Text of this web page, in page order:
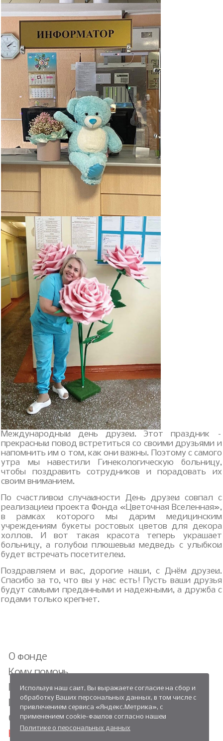
Международный день друзей. Этот праздник –
прекрасный повод встретиться со своими друзьями и
напомнить им о том, как они важны. Поэтому с самого
утра мы навестили Гинекологическую больницу,
чтобы поздравить сотрудников и порадовать их
своим вниманием.
По счастливой случайности День друзей совпал с
реализацией проекта Фонда «Цветочная Вселенная»,
в рамках которого мы дарим медицинским
учреждениям букеты ростовых цветов для декора
холлов. И вот такая красота теперь украшает
больницу, а голубой плюшевый медведь с улыбкой
будет встречать посетителей.
Поздравляем и вас, дорогие наши, с Днём друзей.
Спасибо за то, что вы у нас есть! Пусть ваши друзья
будут самыми преданными и надежными, а дружба с
годами только крепнет.
О фонде
Кому помочь
Мы помогли
Проекты
Отчёты
Новости
Используя наш сайт, Вы выражаете согласие на сбор и
обработку Ваших персональных данных, в том числе с
привлечением сервиса «Яндекс.Метрика», с
применением cookie-файлов согласно нашей
Политике о персональных данных